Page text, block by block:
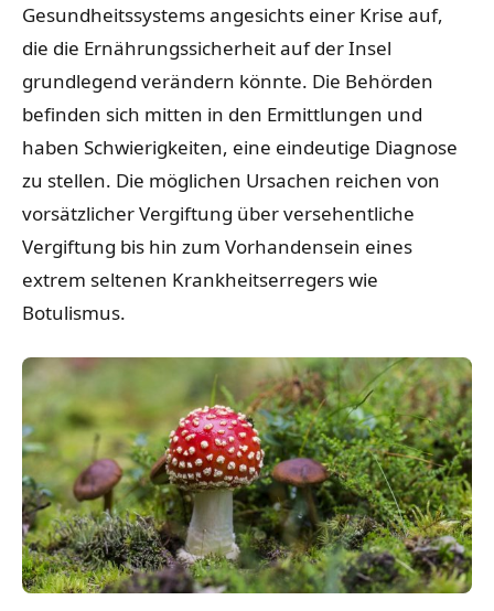
Gesundheitssystems angesichts einer Krise auf,
die die Ernährungssicherheit auf der Insel
grundlegend verändern könnte. Die Behörden
befinden sich mitten in den Ermittlungen und
haben Schwierigkeiten, eine eindeutige Diagnose
zu stellen. Die möglichen Ursachen reichen von
vorsätzlicher Vergiftung über versehentliche
Vergiftung bis hin zum Vorhandensein eines
extrem seltenen Krankheitserregers wie
Botulismus.